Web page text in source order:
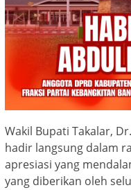
Wakil Bupati Takalar,
hadir langsung dalam
apresiasi yang
yang diberikan oleh